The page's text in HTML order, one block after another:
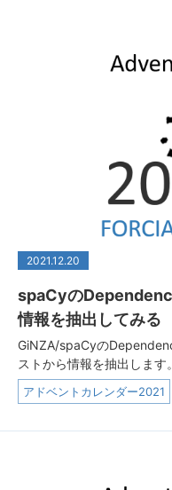
2021.12.20
spaCyの
情報を抽出してみる
GiNZA/spaCyの
ストから情報を抽出しま
アドベントカレンダー2021